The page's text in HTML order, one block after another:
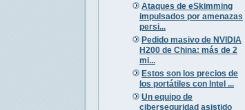
Ataques de eSkimming
impulsados por amenazas
persi...
Pedido masivo de NVIDIA
H200 de China: más de 2
mi...
Estos son los precios de
los portátiles con Intel ...
Un equipo de
ciberseguridad asistido